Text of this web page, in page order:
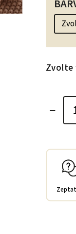
Zvolte